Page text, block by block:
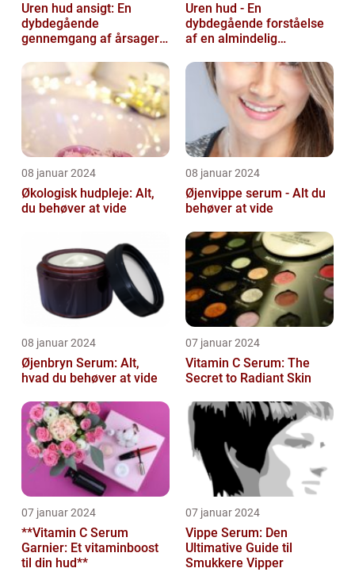
Uren hud ansigt: En
dybdegående
gennemgang af årsager
Uren hud - En
dybdegående forståelse
af en almindelig
08 januar 2024
Økologisk hudpleje: Alt,
du behøver at vide
08 januar 2024
Øjenvippe serum - Alt du
behøver at vide
08 januar 2024
Øjenbryn Serum: Alt,
hvad du behøver at vide
07 januar 2024
Vitamin C Serum: The
Secret to Radiant Skin
07 januar 2024
**Vitamin C Serum
Garnier: Et vitaminboost
til din hud**
07 januar 2024
Vippe Serum: Den
Ultimative Guide til
Smukkere Vipper